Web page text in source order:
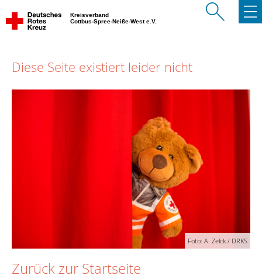
Kreisverband
Cottbus-Spree-Neiße-West e.V.
Diese Seite existiert leider nicht
Foto: A. Zelck / DRKS
Zurück zur Startseite